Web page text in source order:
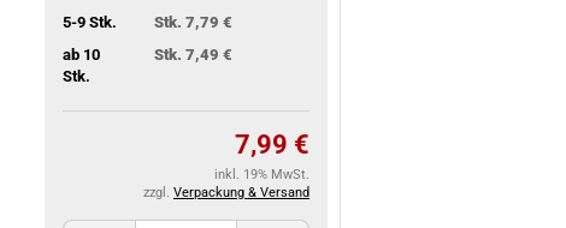
5-9 Stk.
Stk. 7,79 €
ab 10
Stk.
Stk. 7,49 €
7,99 €
inkl. 19% MwSt.
zzgl. Verpackung & Versand